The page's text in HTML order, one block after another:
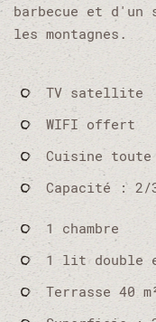
barbecue et d'un
les montagnes.
TV satellite
WIFI offert
Cuisine toute
Capacité : 2/
1 chambre
1 lit double
Terrasse 40